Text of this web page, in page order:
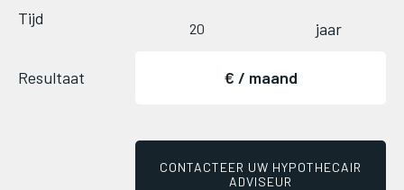
Image
Tijd
jaar
Resultaat € / maand
CONTACTEER UW HYPOTHECAIR
ADVISEUR